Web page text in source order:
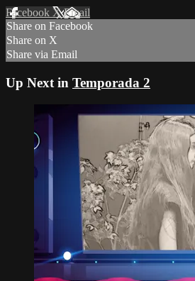
Facebook XEmail
Share on Facebook
Share on X
Share via Email
Up Next in Temporada 2